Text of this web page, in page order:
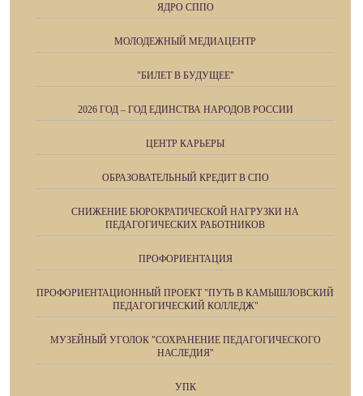
ЯДРО СППО
МОЛОДЕЖНЫЙ МЕДИАЦЕНТР
"БИЛЕТ В БУДУЩЕЕ"
2026 ГОД – ГОД ЕДИНСТВА НАРОДОВ РОССИИ
ЦЕНТР КАРЬЕРЫ
ОБРАЗОВАТЕЛЬНЫЙ КРЕДИТ В СПО
СНИЖЕНИЕ БЮРОКРАТИЧЕСКОЙ НАГРУЗКИ НА
ПЕДАГОГИЧЕСКИХ РАБОТНИКОВ
ПРОФОРИЕНТАЦИЯ
ПРОФОРИЕНТАЦИОННЫЙ ПРОЕКТ "ПУТЬ В КАМЫШЛОВСКИЙ
ПЕДАГОГИЧЕСКИЙ КОЛЛЕДЖ"
МУЗЕЙНЫЙ УГОЛОК "СОХРАНЕНИЕ ПЕДАГОГИЧЕСКОГО
НАСЛЕДИЯ"
УПК